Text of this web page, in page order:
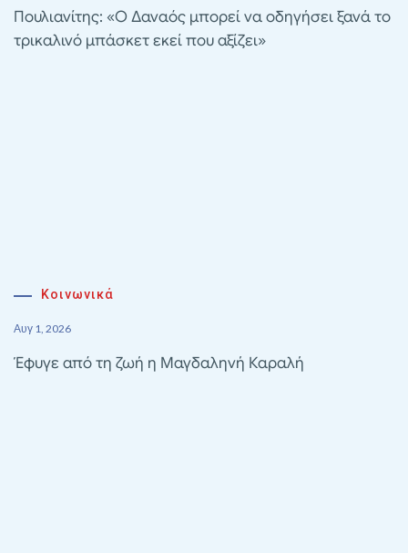
Πουλιανίτης: «Ο Δαναός μπορεί να οδηγήσει ξανά το
τρικαλινό μπάσκετ εκεί που αξίζει»
Κοινωνικά
Αυγ 1, 2026
Έφυγε από τη ζωή η Μαγδαληνή Καραλή